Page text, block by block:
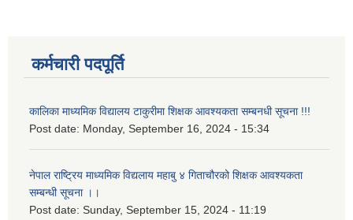
कर्मचारी पदपूर्ति
कालिका माध्यमिक विद्यालय टाकुरीमा शिक्षक आवश्यकता सम्बनधी सूचना !!!
Post date: Monday, September 16, 2024 - 15:34
नेपाल राष्ट्रिय माध्यमिक विद्यलाय महाबु ४ गिताचौरको शिक्षक आवश्यकता
सम्बन्धी सूचना ।।
Post date: Sunday, September 15, 2024 - 11:19